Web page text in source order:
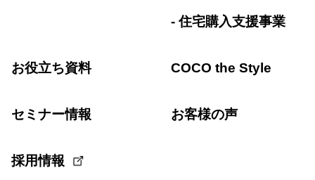
住宅購入支援事業
お役立ち資料 COCO the Style
セミナー情報 お客様の声
採用情報